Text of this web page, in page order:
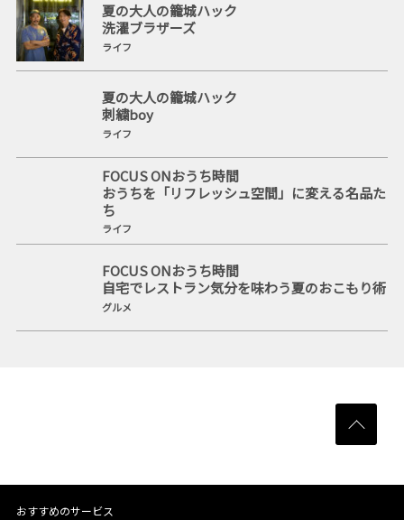
夏の大人の籠城ハック
洗濯ブラザーズ
ライフ
夏の大人の籠城ハック
刺繍boy
ライフ
FOCUS ONおうち時間
おうちを「リフレッシュ空間」に変える名品た
ち
ライフ
FOCUS ONおうち時間
自宅でレストラン気分を味わう夏のおこもり術
グルメ
おすすめのサービス